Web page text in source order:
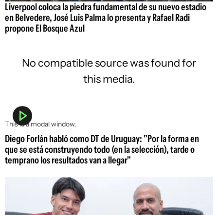
Liverpool coloca la piedra fundamental de su nuevo estadio
en Belvedere, José Luis Palma lo presenta y Rafael Radi
propone El Bosque Azul
This is a modal window.
No compatible source was found for
this media.
Diego Forlán habló como DT de Uruguay: "Por la forma en
que se está construyendo todo (en la selección), tarde o
temprano los resultados van a llegar"